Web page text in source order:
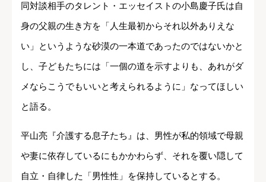
同対談相手のタレント・エッセイストの小島慶子氏は自
身の父親の生き方を「人生最初からそれ以外ありえな
い」というような砂漠の一本道であったのではないかと
し、子どもたちには「一個の道を示すよりも、あれがダ
メならこうでもいいと考えられるように」なってほしい
と語る。
平山亮『介護する息子たち』は、男性が私的領域で母親
や妻に依存しているにもかかわらず、それを覆い隠して
自立・自律した「男性性」を保持しているとする。